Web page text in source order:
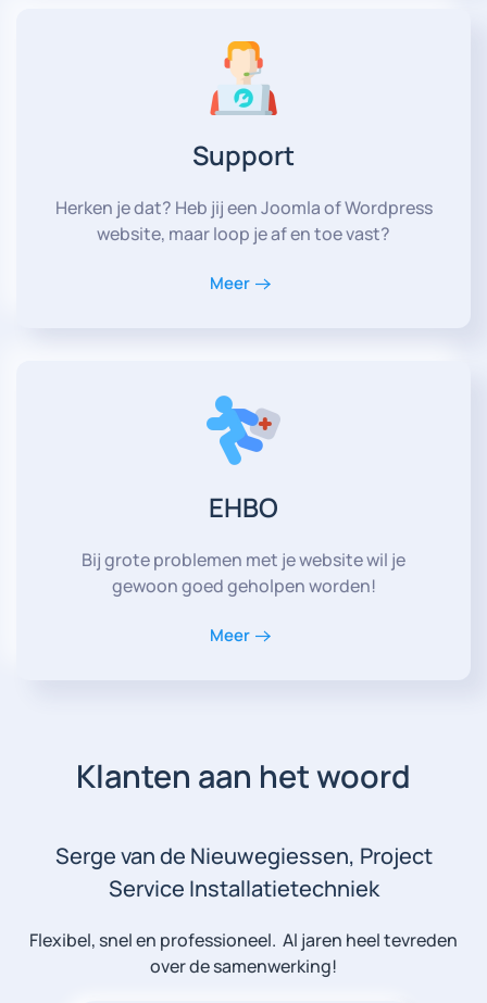
Support
Herken je dat? Heb jij een Joomla of Wordpress
website, maar loop je af en toe vast?
Meer
EHBO
Bij grote problemen met je website wil je
gewoon goed geholpen worden!
Meer
Klanten aan het woord
Serge van de Nieuwegiessen, Project
Service Installatietechniek
Flexibel, snel en professioneel. Al jaren heel tevreden
over de samenwerking!